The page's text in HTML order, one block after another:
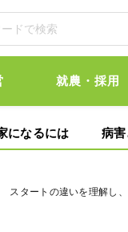
就農・採用
になるには 病
スタートの違いを理解し